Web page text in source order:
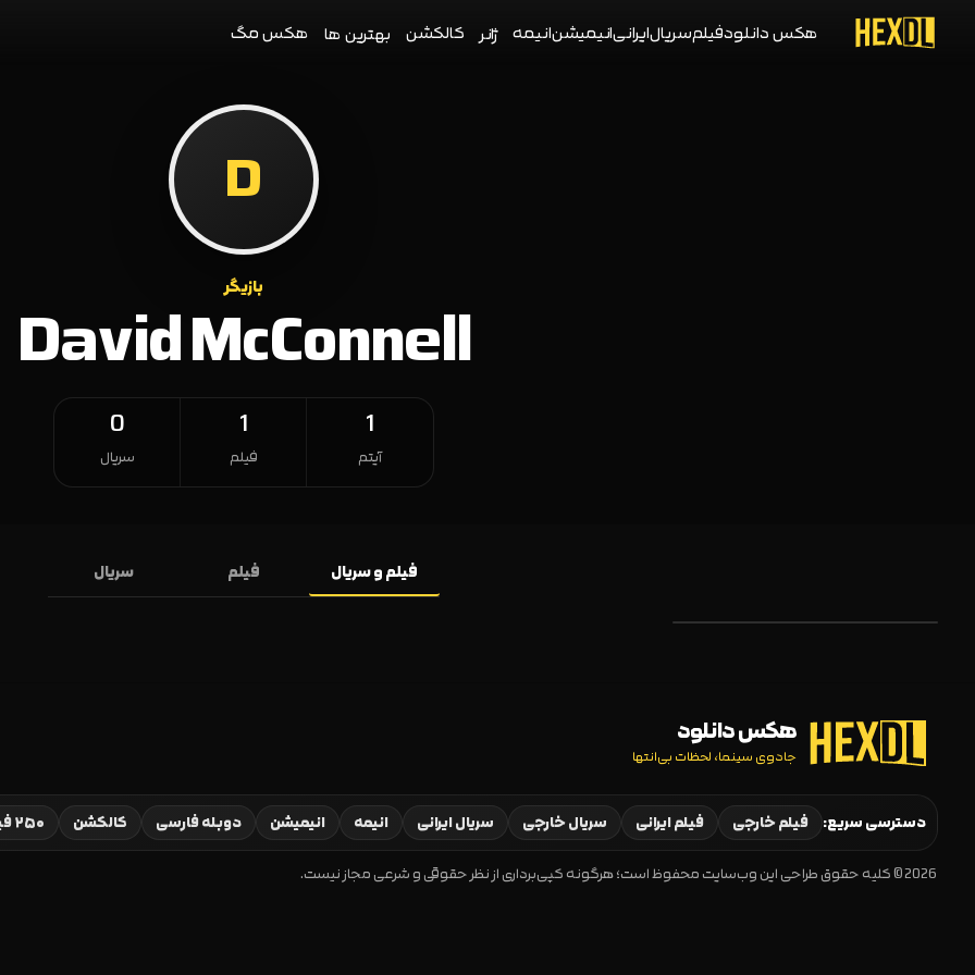
هکس دانلودفیلمسریالایرانیانیمیشنانیمه ژانر کالکشن بهترین ها هکس مگ
D
بازیگر
David McConnell
1
آیتم
1
فیلم
0
سریال
فیلم و سریال فیلم سریال
هکس دانلود
جادوی سینما، لحظات بی‌انتها
دسترسی سریع: فیلم خارجی فیلم ایرانی سریال خارجی سریال ایرانی انیمه انیمیشن دوبله فارسی کالکشن ۲۵۰ فیلم برتر
2026 © کلیه حقوق طراحی این وب‌سایت محفوظ است؛ هرگونه کپی‌برداری از نظر حقوقی و شرعی مجاز نیست.